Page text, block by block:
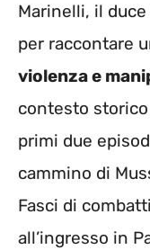
Marinelli, il
per raccontare
violenza e
contesto
primi due
cammino di
Fasci di
all’ingresso in